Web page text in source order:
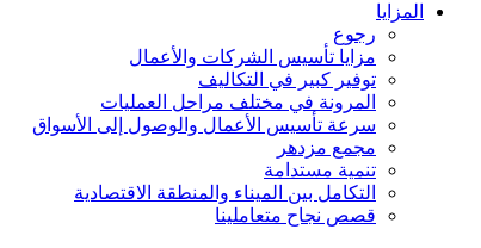
المزايا
رجوع
مزايا تأسيس الشركات والأعمال
توفير كبير في التكاليف
المرونة في مختلف مراحل العمليات
سرعة تأسيس الأعمال والوصول إلى الأسواق
مجمع مزدهر
تنمية مستدامة
التكامل بين الميناء والمنطقة الاقتصادية
قصص نجاح متعاملينا